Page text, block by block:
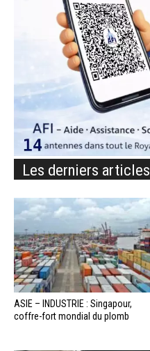
Les derniers articles
ASIE – INDUSTRIE : Singapour,
coffre-fort mondial du plomb